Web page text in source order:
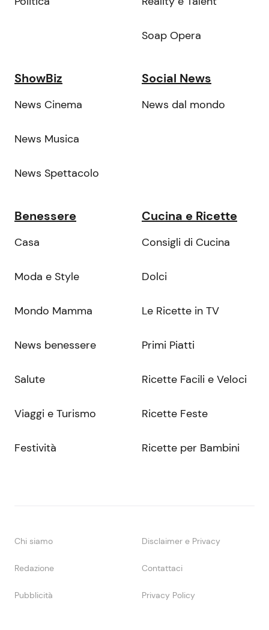
Soap Opera
ShowBiz
News Cinema
News Musica
News Spettacolo
Social News
News dal mondo
Benessere
Casa
Moda e Style
Mondo Mamma
News benessere
Salute
Viaggi e Turismo
Festività
Cucina e Ricette
Consigli di Cucina
Dolci
Le Ricette in TV
Primi Piatti
Ricette Facili e Veloci
Ricette Feste
Ricette per Bambini
Chi siamo Disclaimer e Privacy
Redazione Contattaci
Pubblicità Privacy Policy